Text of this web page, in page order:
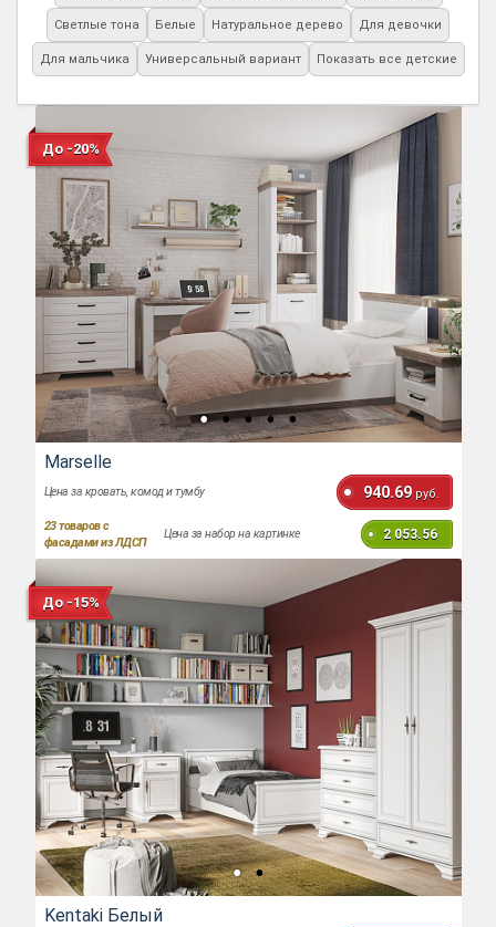
Светлые тона Белые Натуральное дерево Для девочки
Для мальчика Универсальный вариант Показать все детские
До -20%
Marselle
Цена за кровать, комод и тумбу 940.69 руб.
23товаров с
фасадами из ЛДСП
Цена за набор на картинке 2 053.56
До -15%
Kentaki Белый